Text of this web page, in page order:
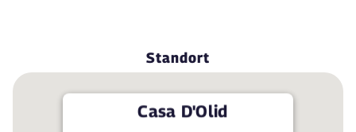
Standort
Casa D'Olid